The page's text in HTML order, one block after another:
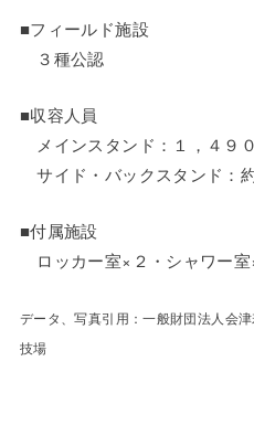
■フィールド施設
３種公認
■収容人員
メインスタンド：１，４９
サイド・バックスタンド：
■付属施設
ロッカー室×２・シャワー室
データ、写真引用：一般財団法人会
技場